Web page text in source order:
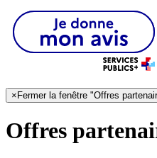
× Fermer la fenêtre "Offres
Offres